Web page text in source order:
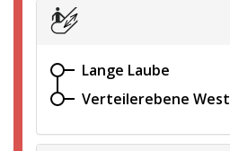
Lange Laube
Verteilerebene West